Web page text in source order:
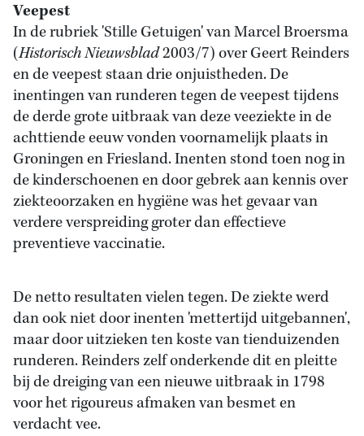
Veepest
In de rubriek 'Stille Getuigen' van Marcel Broersma
(Historisch Nieuwsblad2003/7) over Geert Reinders
en de veepest staan drie onjuistheden. De
inentingen van runderen tegen de veepest tijdens
de derde grote uitbraak van deze veeziekte in de
achttiende eeuw vonden voornamelijk plaats in
Groningen en Friesland. Inenten stond toen nog in
de kinderschoenen en door gebrek aan kennis over
ziekteoorzaken en hygiëne was het gevaar van
verdere verspreiding groter dan effectieve
preventieve vaccinatie.
De netto resultaten vielen tegen. De ziekte werd
dan ook niet door inenten 'mettertijd uitgebannen',
maar door uitzieken ten koste van tienduizenden
runderen. Reinders zelf onderkende dit en pleitte
bij de dreiging van een nieuwe uitbraak in 1798
voor het rigoureus afmaken van besmet en
verdacht vee.